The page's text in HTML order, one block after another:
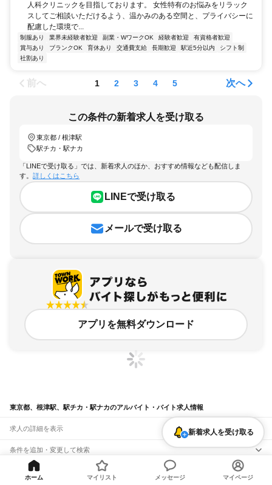
人科クリニックを目指しております。 女性特有のお悩みをリラック
スしてご相談いただけるよう、温かみのある空間と、プライバシーに
配慮した環境で...
制服あり 業界未経験者歓迎 副業・WワークOK 経験者歓迎
有資格者歓迎
賞与あり
ブランクOK 育休あり 交通費支給 長期歓迎 駅近5分以内
シフト制
社割あり
前へ 1 2 3 4 5 次へ
この条件の新着求人を受け取る
東京都 / 根津駅
駅チカ・駅ナカ
「LINEで受け取る」では、新着求人のほか、おすすめ情報なども配信しま
す。 詳しくはこちら
LINEで受け取る
メールで受け取る
アプリを無料ダウンロード
東京都、根津駅、駅チカ・駅ナカのアルバイト・バイト求人情報
求人の詳細を表示
条件を追加・変更して検索
市区町村を追加・変更
関連キーワード
新着求人を受け取る
ホーム マイリスト メッセージ マイページ